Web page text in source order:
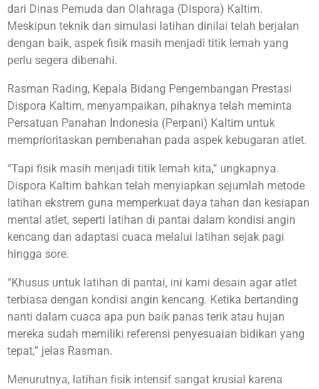
dari Dinas Pemuda dan Olahraga (Dispora) Kaltim.
Meskipun teknik dan simulasi latihan dinilai telah berjalan
dengan baik, aspek fisik masih menjadi titik lemah yang
perlu segera dibenahi.
Rasman Rading, Kepala Bidang Pengembangan Prestasi
Dispora Kaltim, menyampaikan, pihaknya telah meminta
Persatuan Panahan Indonesia (Perpani) Kaltim untuk
memprioritaskan pembenahan pada aspek kebugaran atlet.
“Tapi fisik masih menjadi titik lemah kita,” ungkapnya.
Dispora Kaltim bahkan telah menyiapkan sejumlah metode
latihan ekstrem guna memperkuat daya tahan dan kesiapan
mental atlet, seperti latihan di pantai dalam kondisi angin
kencang dan adaptasi cuaca melalui latihan sejak pagi
hingga sore.
“Khusus untuk latihan di pantai, ini kami desain agar atlet
terbiasa dengan kondisi angin kencang. Ketika bertanding
nanti dalam cuaca apa pun baik panas terik atau hujan
mereka sudah memiliki referensi penyesuaian bidikan yang
tepat,” jelas Rasman.
Menurutnya, latihan fisik intensif sangat krusial karena